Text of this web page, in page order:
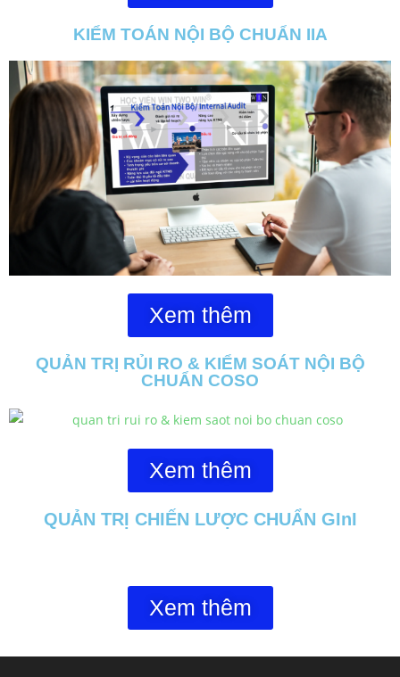
KIỂM TOÁN NỘI BỘ CHUẨN IIA
Xem thêm
QUẢN TRỊ RỦI RO & KIỂM SOÁT NỘI BỘ
CHUẨN COSO
Xem thêm
QUẢN TRỊ CHIẾN LƯỢC CHUẨN GInI
Xem thêm